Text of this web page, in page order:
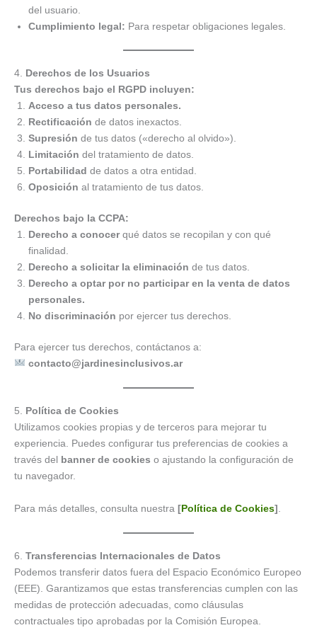
del usuario.
Cumplimiento legal: Para respetar obligaciones legales.
4. Derechos de los Usuarios
Tus derechos bajo el RGPD incluyen:
Acceso a tus datos personales.
Rectificación de datos inexactos.
Supresión de tus datos («derecho al olvido»).
Limitación del tratamiento de datos.
Portabilidad de datos a otra entidad.
Oposición al tratamiento de tus datos.
Derechos bajo la CCPA:
Derecho a conocerqué datos se recopilan y con qué
finalidad.
Derecho a solicitar la eliminación de tus datos.
Derecho a optar por no participar en la venta de datos
personales.
No discriminación por ejercer tus derechos.
Para ejercer tus derechos, contáctanos a:
contacto@jardinesinclusivos.ar
5. Política de Cookies
Utilizamos cookies propias y de terceros para mejorar tu
experiencia. Puedes configurar tus preferencias de cookies a
través del banner de cookies o ajustando la configuración de
tu navegador.
Para más detalles, consulta nuestra [Política de Cookies]
6. Transferencias Internacionales de Datos
Podemos transferir datos fuera del Espacio Económico Europeo
(EEE). Garantizamos que estas transferencias cumplen con las
medidas de protección adecuadas, como cláusulas
contractuales tipo aprobadas por la Comisión Europea.